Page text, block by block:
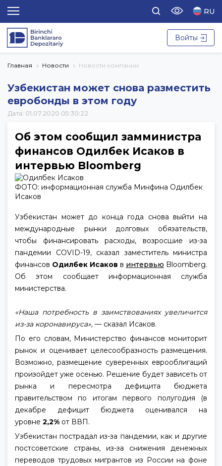
RU
Войты
Главная Новости Новости компании
Узбекистан может снова разместить
евробонды в этом году
Дата: 01.07.2020 05:30:22
Об этом сообщил замминистра
финансов Одилбек Исаков в
интервью Bloomberg
ФОТО: информационная служба Минфина Одилбек
Исаков
Узбекистан может до конца года снова выйти на
международные рынки долговых обязательств,
чтобы финансировать расходы, возросшие из-за
пандемии COVID-19, сказал заместитель министра
финансов Одилбек Исаков в интервью Bloomberg.
Об этом сообщает информационная служба
министерства.
«Наша потребность в заимствованиях увеличится
из-за коронавируса», — сказал Исаков.
По его словам, Министерство финансов мониторит
рынок и оценивает целесообразность размещения.
Возможно, размещение суверенных еврооблигаций
произойдет уже осенью. Решение будет зависеть от
рынка и пересмотра дефицита бюджета
правительством по итогам первого полугодия (в
декабре дефицит бюджета оценивался на
уровне 2,2% от ВВП.
Узбекистан пострадал из-за пандемии, как и другие
постсоветские страны, из-за снижения денежных
переводов трудовых мигрантов из России на фоне